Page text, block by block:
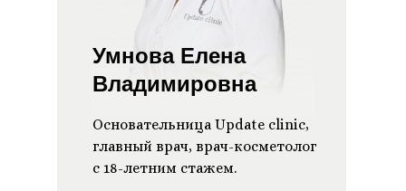
Основательница Update clinic,
главный врач, врач-косметолог
с 18-летним стажем.
Умнова Елена
Владимировна